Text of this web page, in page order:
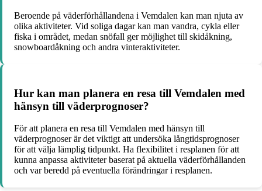
Beroende på väderförhållandena i Vemdalen kan man njuta av
olika aktiviteter. Vid soliga dagar kan man vandra, cykla eller
fiska i området, medan snöfall ger möjlighet till skidåkning,
snowboardåkning och andra vinteraktiviteter.
Hur kan man planera en resa till Vemdalen med
hänsyn till väderprognoser?
För att planera en resa till Vemdalen med hänsyn till
väderprognoser är det viktigt att undersöka långtidsprognoser
för att välja lämplig tidpunkt. Ha flexibilitet i resplanen för att
kunna anpassa aktiviteter baserat på aktuella väderförhållanden
och var beredd på eventuella förändringar i resplanen.